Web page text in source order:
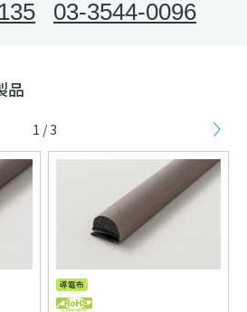
03-3544-0096
品
1 / 3
導電布